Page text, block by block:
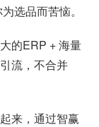
选品而苦恼。
的ERP + 海量
流，不合并
来，通过智赢